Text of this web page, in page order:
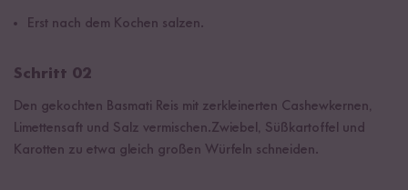
Erst nach dem Kochen salzen.
Schritt 02
Den gekochten Basmati Reis mit zerkleinerten Cashewkernen,
Limettensaft und Salz vermischen.Zwiebel, Süßkartoffel und
Karotten zu etwa gleich großen Würfeln schneiden.